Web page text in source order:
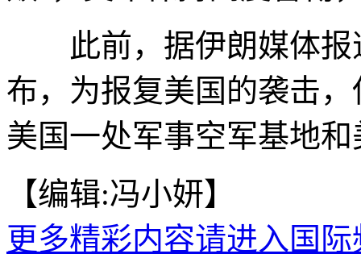
此前，据伊朗媒体报
布，为报复美国的袭击
美国一处军事空军基地
【编辑:冯小妍】
更多精彩内容请进入国际